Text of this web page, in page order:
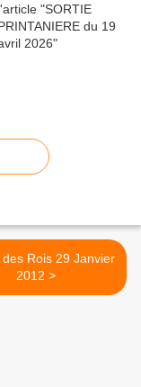
Rois 29 Janvier
2012 >